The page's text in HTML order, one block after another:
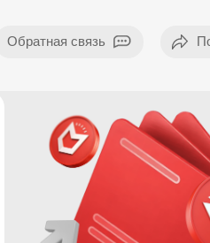
Обратная связь